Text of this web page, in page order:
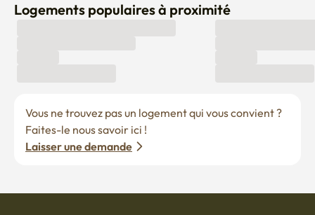
Logements populaires à proximité
Vous ne trouvez pas un logement qui vous convient ?
Faites-le nous savoir ici !
Laisser une demande